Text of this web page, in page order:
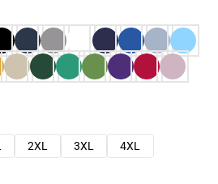
2XL 3XL
4XL